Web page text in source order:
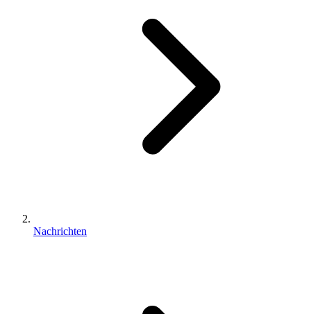
Nachrichten